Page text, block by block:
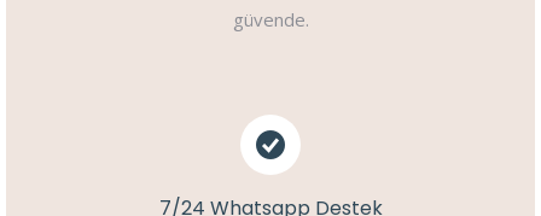
güvende.
7/24 Whatsapp Destek